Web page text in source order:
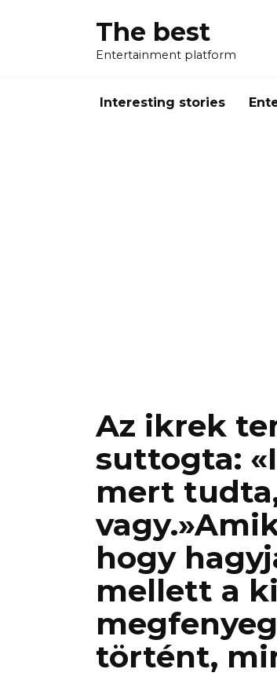
The best
Entertainment platform
Interesting stories
Az ikrek
suttogta:
mert
hogy
mellett a
történt,